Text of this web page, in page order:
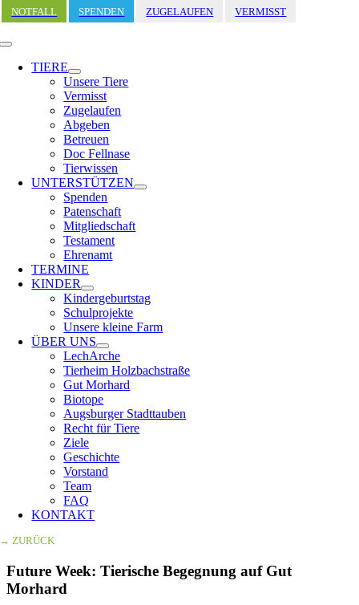
Zum
Inhalt
springen
NOTFALL SPENDEN ZUGELAUFEN VERMISST
Toggle
Navigation
TIERE
Unsere Tiere
Vermisst
Zugelaufen
Abgeben
Betreuen
Doc Fellnase
Tierwissen
UNTERSTÜTZEN
Spenden
Patenschaft
Mitgliedschaft
Testament
Ehrenamt
TERMINE
KINDER
Kindergeburtstag
Schulprojekte
Unsere kleine Farm
ÜBER UNS
LechArche
Tierheim Holzbachstraße
Gut Morhard
Biotope
Augsburger Stadttauben
Recht für Tiere
Ziele
Geschichte
Vorstand
Team
FAQ
KONTAKT
→ ZURÜCK
Future Week: Tierische Begegnung auf Gut
Morhard